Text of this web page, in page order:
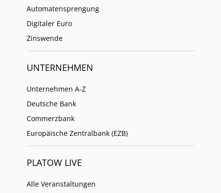
Automatensprengung
Digitaler Euro
Zinswende
UNTERNEHMEN
Unternehmen A-Z
Deutsche Bank
Commerzbank
Europäische Zentralbank (EZB)
PLATOW LIVE
Alle Veranstaltungen